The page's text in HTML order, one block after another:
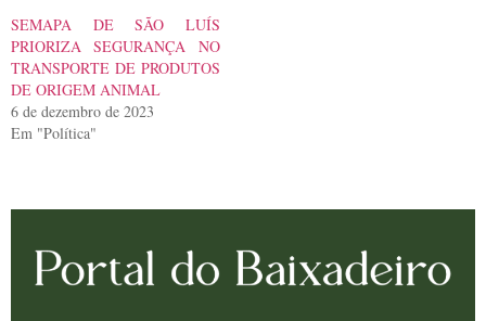
SEMAPA DE SÃO LUÍS
PRIORIZA SEGURANÇA NO
TRANSPORTE DE PRODUTOS
DE ORIGEM ANIMAL
6 de dezembro de 2023
Em "Política"